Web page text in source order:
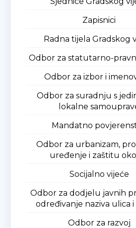
Zapisnici
Radna tijela Gradskog
Odbor za statutarno-
Odbor za izbor i
Odbor za suradnju s
lokalne
Mandatno
Odbor za urbanizam,
uređenje i zaštitu
Socijalno vijeće
Odbor za dodjelu javnih
određivanje naziva ulica
Odbor za razvoj